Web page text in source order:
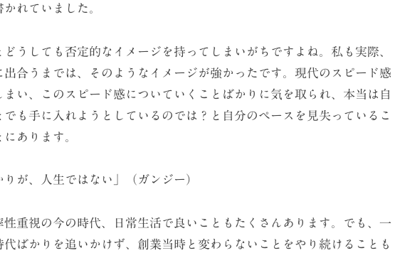
れていました。
うしても否定的なイメージを持ってしまいがちですよね。私も実際、
出合うまでは、そのようなイメージが強かったです。現代のスピード感
まい、このスピード感についていくことばかりに気を取られ、本当は自
も手に入れようとしているのでは？と自分のペースを見失っているこ
あります。
が、人生ではない」（ガンジー）
重視の今の時代、日常生活で良いこともたくさんあります。でも、一
ばかりを追いかけず、創業当時と変わらないことをやり続けることも